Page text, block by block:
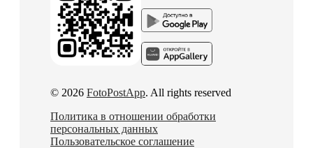
© 2026 FotoPostApp. All rights reserved
Политика в отношении обработки
персональных данных
Пользовательское соглашение